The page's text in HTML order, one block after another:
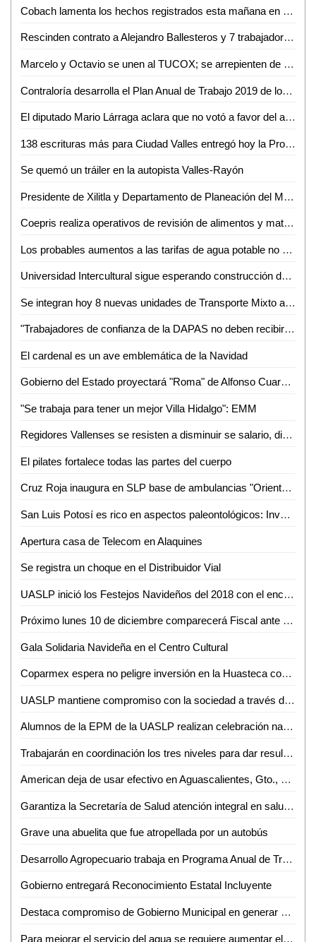
Cobach lamenta los hechos registrados esta mañana en plantel 08 de Xilitla
Rescinden contrato a Alejandro Ballesteros y 7 trabajadores más
Marcelo y Octavio se unen al TUCOX; se arrepienten de haber apoyado a Xavier Azuara
Contraloría desarrolla el Plan Anual de Trabajo 2019 de los órganos internos de control
El diputado Mario Lárraga aclara que no votó a favor del aumento del agua
138 escrituras más para Ciudad Valles entregó hoy la Promotora del Estado
Se quemó un tráiler en la autopista Valles-Rayón
Presidente de Xilitla y Departamento de Planeación del Municipio formalizan integración del COPLADEM
Coepris realiza operativos de revisión de alimentos y matanza de cerdos
Los probables aumentos a las tarifas de agua potable no son responsabilidad de la ASE
Universidad Intercultural sigue esperando construcción de camino por parte del Ayuntamiento
Se integran hoy 8 nuevas unidades de Transporte Mixto a rutas de Valles
"Trabajadores de confianza de la DAPAS no deben recibir aguinaldo, incluyendo a Edgar Sánchez": Alejandro Ballesteros
El cardenal es un ave emblemática de la Navidad
Gobierno del Estado proyectará "Roma" de Alfonso Cuarón en la Cineteca Alameda
"Se trabaja para tener un mejor Villa Hidalgo": EMM
Regidores Vallenses se resisten a disminuir se salario, dicen que legalmente no se puede
El pilates fortalece todas las partes del cuerpo
Cruz Roja inaugura en SLP base de ambulancias "Oriente-Sur"
San Luis Potosí es rico en aspectos paleontológicos: Investigador de la UASLP
Apertura casa de Telecom en Alaquines
Se registra un choque en el Distribuidor Vial
UASLP inició los Festejos Navideños del 2018 con el encendido del Patio del Edificio Central
Próximo lunes 10 de diciembre comparecerá Fiscal ante Diputados
Gala Solidaria Navideña en el Centro Cultural
Coparmex espera no peligre inversión en la Huasteca con llegada de AMLO
UASLP mantiene compromiso con la sociedad a través del trabajo del voluntariado
Alumnos de la EPM de la UASLP realizan celebración navideña 2018
Trabajarán en coordinación los tres niveles para dar resultados: JM Carreras
American deja de usar efectivo en Aguascalientes, Gto., Hermosillo, Qro. y SLP
Garantiza la Secretaría de Salud atención integral en salud sexual y reproductiva para adolescentes
Grave una abuelita que fue atropellada por un autobús
Desarrollo Agropecuario trabaja en Programa Anual de Trabajo
Gobierno entregará Reconocimiento Estatal Incluyente
Destaca compromiso de Gobierno Municipal en generar acciones contra alerta de género: Regidoras
Para mejorar el servicio del agua se requiere aumentar el costo: Jesús Priego